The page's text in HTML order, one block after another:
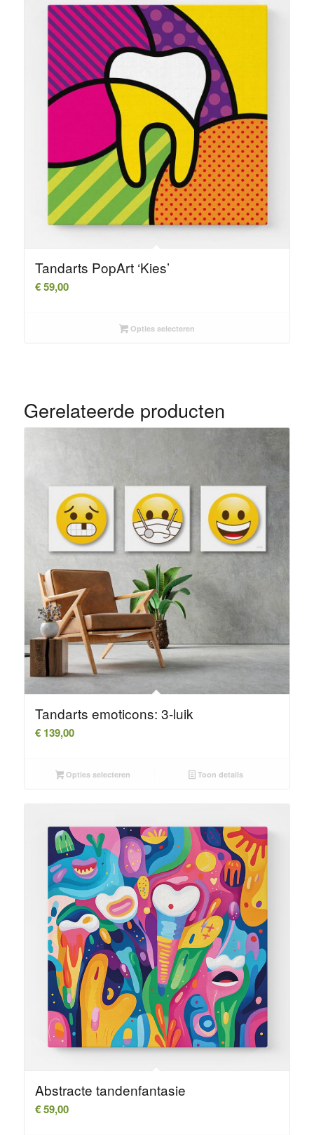
Tandarts PopArt ‘Kies’
€59,00
Opties selecteren
Gerelateerde producten
Tandarts emoticons: 3-luik
€139,00
Opties selecteren Toon details
Abstracte tandenfantasie
€59,00